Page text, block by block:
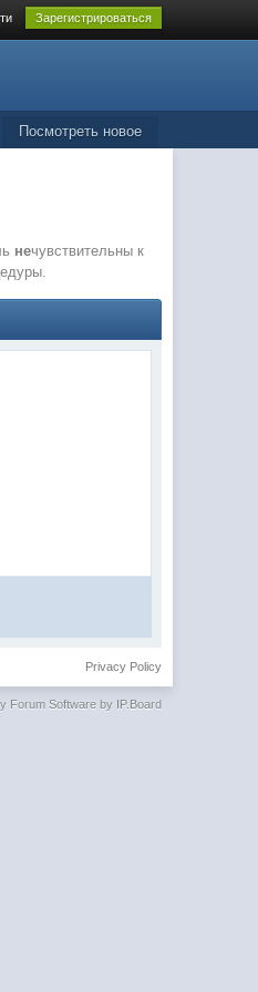
Зарегистрироваться
Посмотреть новое
нечувствительны к
Privacy Policy
Forum Software by IP.Board